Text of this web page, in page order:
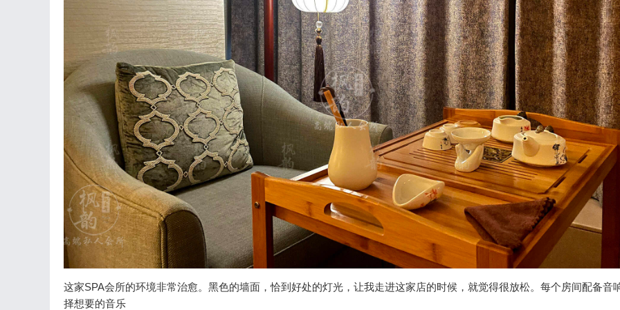
这家SPA会所的环境非常治愈。黑色的墙面，恰到好处的灯光，让我走进这家店的时候，就觉得很放松。每个房间配备音
择想要的音乐